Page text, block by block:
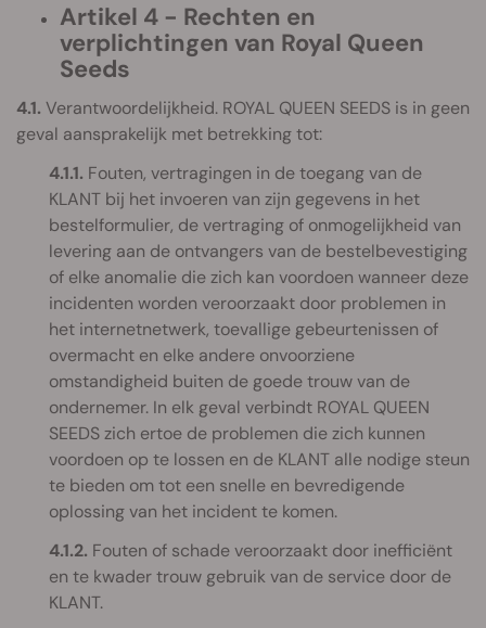
Artikel 4 - Rechten en
verplichtingen van Royal Queen
Seeds
4.1. Verantwoordelijkheid. ROYAL QUEEN SEEDS is in geen
geval aansprakelijk met betrekking tot:
4.1.1. Fouten, vertragingen in de toegang van de
KLANT bij het invoeren van zijn gegevens in het
bestelformulier, de vertraging of onmogelijkheid van
levering aan de ontvangers van de bestelbevestiging
of elke anomalie die zich kan voordoen wanneer deze
incidenten worden veroorzaakt door problemen in
het internetnetwerk, toevallige gebeurtenissen of
overmacht en elke andere onvoorziene
omstandigheid buiten de goede trouw van de
ondernemer. In elk geval verbindt ROYAL QUEEN
SEEDS zich ertoe de problemen die zich kunnen
voordoen op te lossen en de KLANT alle nodige steun
te bieden om tot een snelle en bevredigende
oplossing van het incident te komen.
4.1.2. Fouten of schade veroorzaakt door inefficiënt
en te kwader trouw gebruik van de service door de
KLANT.